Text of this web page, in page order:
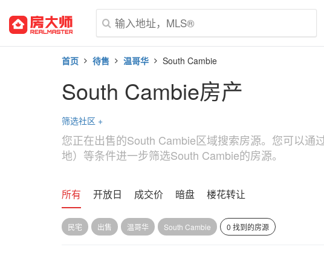
首页 待售 温哥华 South Cambie
South Cambie房产
筛选社区 +
您正在出售的South Cambie区域搜索房源。您可以
地）等条件进一步筛选South Cambie的房源。
所有 开放日 成交价 暗盘 楼花转让
民宅 出售 温哥华 South Cambie 0 找到的房源